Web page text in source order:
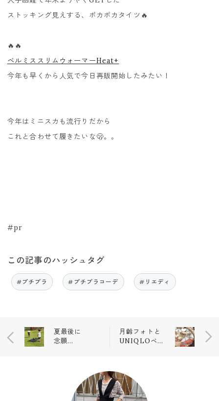
ストッキング見えする、ポカポカタイツ🔥
🔥🔥
ベルミススリムウォーマーHeat+
今年も早くから人気で今日再販開始したみたい！
今年はミニスカも流行りだから
これと合わせて履きたいな🫢。。
#pr
この記事のハッシュタグ
#プチプラ #プチプラコーデ #リエディ
夏最後に
念願
月齢フォトと
UNIQLOベビ